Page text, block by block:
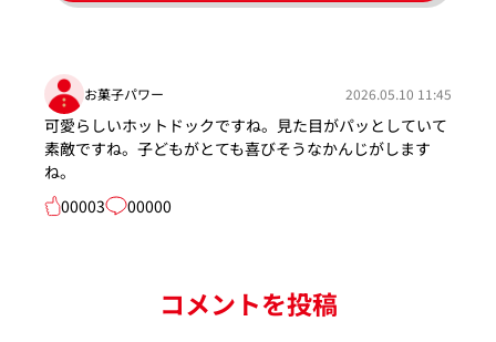
お菓子パワー 2026.05.10 11:45
可愛らしいホットドックですね。見た目がパッとしていて
素敵ですね。子どもがとても喜びそうなかんじがします
ね。
00003
00000
コメントを投稿